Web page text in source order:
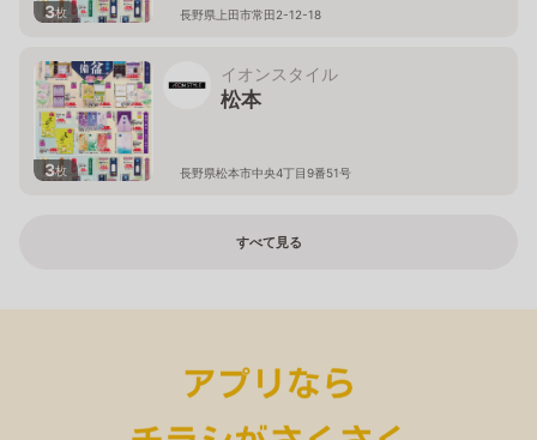
3枚 長野県上田市常田2-12-18
3枚
イオンスタイル
松本
長野県松本市中央4丁目9番51号
すべて見る